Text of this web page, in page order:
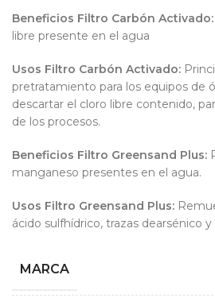
Beneficios Filtro Carbón Activado:
libre presente en el agua
Usos Filtro Carbón Activado:
pretratamiento para los equipos de
descartar el cloro libre contenido,
de los procesos.
Beneficios Filtro Greensand Plus:
manganeso presentes en el agua.
Usos Filtro Greensand Plus:
ácido sulfhídrico, trazas dearsénico
MARCA